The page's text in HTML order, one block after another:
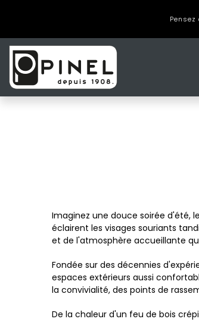
Imaginez une douce soirée d'été,
éclairent les visages souriants
et de l'atmosphère accueillante
Fondée sur des décennies
espaces extérieurs aussi
la convivialité, des points de
De la chaleur d'un feu de bois